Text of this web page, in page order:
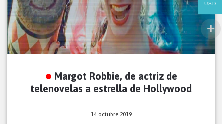
Margot Robbie, de actriz de
telenovelas a estrella de Hollywood
14 octubre 2019
USD